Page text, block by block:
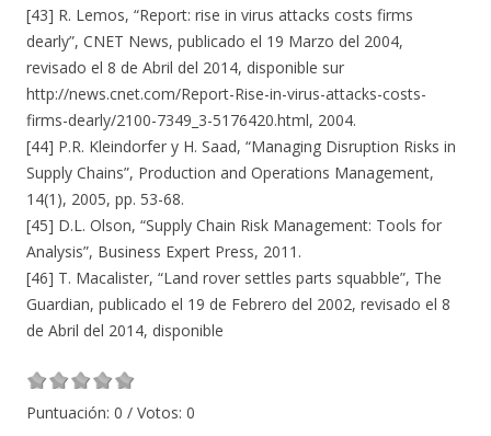
[43] R. Lemos, “Report: rise in virus attacks costs firms
dearly”, CNET News, publicado el 19 Marzo del 2004,
revisado el 8 de Abril del 2014, disponible sur
http://news.cnet.com/Report-Rise-in-virus-attacks-costs-
firms-dearly/2100-7349_3-5176420.html, 2004.
[44] P.R. Kleindorfer y H. Saad, “Managing Disruption Risks in
Supply Chains”, Production and Operations Management,
14(1), 2005, pp. 53-68.
[45] D.L. Olson, “Supply Chain Risk Management: Tools for
Analysis”, Business Expert Press, 2011.
[46] T. Macalister, “Land rover settles parts squabble”, The
Guardian, publicado el 19 de Febrero del 2002, revisado el 8
de Abril del 2014, disponible
Puntuación: 0 / Votos: 0